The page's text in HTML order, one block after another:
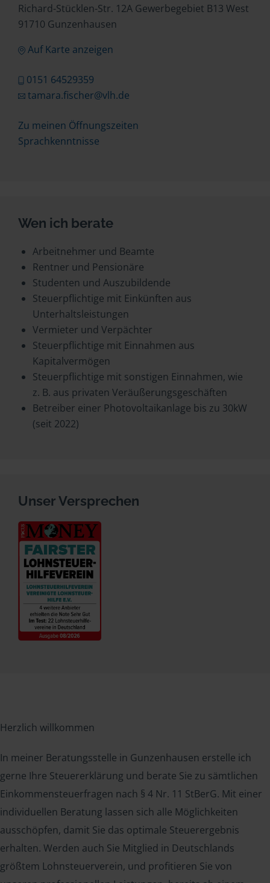
Richard-Stücklen-Str. 12A Gewerbegebiet B13 West
91710 Gunzenhausen
Auf Karte anzeigen
0151 64529359
tamara.fischer@vlh.de
Zu meinen Öffnungszeiten
Sprachkenntnisse
Wen ich berate
Arbeitnehmer und Beamte
Rentner und Pensionäre
Studenten und Auszubildende
Steuerpflichtige mit Einkünften aus
Unterhaltsleistungen
Vermieter und Verpächter
Steuerpflichtige mit Einnahmen aus
Kapitalvermögen
Steuerpflichtige mit sonstigen Einnahmen, wie
z. B. aus privaten Veräußerungsgeschäften
Betreiber einer Photovoltaikanlage bis zu 30kW
(seit 2022)
Unser Versprechen
Herzlich willkommen
In meiner Beratungsstelle in Gunzenhausen erstelle ich
gerne Ihre Steuererklärung und berate Sie zu sämtlichen
Einkommensteuerfragen nach § 4 Nr. 11 StBerG. Mit einer
individuellen Beratung lassen sich alle Möglichkeiten
ausschöpfen, damit Sie das optimale Steuerergebnis
erhalten. Werden auch Sie Mitglied in Deutschlands
größtem Lohnsteuerverein, und profitieren Sie von